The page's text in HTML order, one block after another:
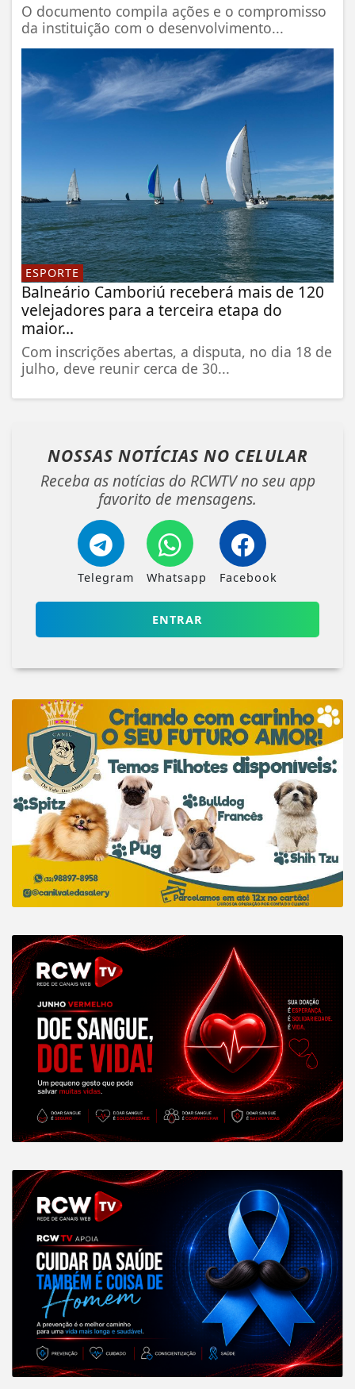
O documento compila ações e o compromisso
da instituição com o desenvolvimento...
ESPORTE
Balneário Camboriú receberá mais de 120
velejadores para a terceira etapa do
maior...
Com inscrições abertas, a disputa, no dia 18 de
julho, deve reunir cerca de 30...
NOSSAS NOTÍCIAS NO CELULAR
Receba as notícias do RCWTV no seu app
favorito de mensagens.
Telegram Whatsapp Facebook
ENTRAR